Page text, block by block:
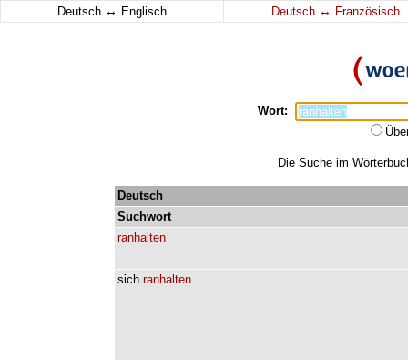
Deutsch ↔ Englisch Deutsch ↔ Französisch
Wort:
Die Suche im
Deutsch
Suchwort
ranhalten
sich ranhalten